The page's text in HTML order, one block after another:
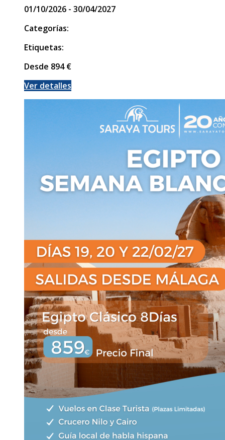
01/10/2026 - 30/04/2027
Categorías:
Etiquetas:
Desde 894 €
Ver detalles